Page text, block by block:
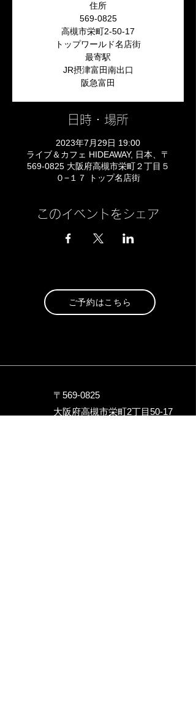
住所
569-0825
高槻市栄町2-50-17
トップワールド名店街
最寄駅
JR摂津富田南出口
阪急富田
日時・場所
2023年7月29日 19:00
ライブ＆カフェ HIDEAWAY, 日本、〒
569-0825 大阪府高槻市栄町２丁目５
０−１７ トップ名店街
このイベントをシェア
ご予約はこちら
〒569-0825
大阪府高槻市栄町2丁目50-17